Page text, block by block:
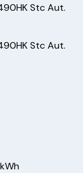
Stc Aut.
Stc Aut.